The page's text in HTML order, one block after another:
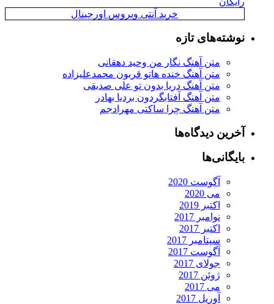
خرید آنتی ویروس اورجینال
تازه
متن آهنگ نگار من وحید دهقانی
متن آهنگ خنده هاتو قربون محمدعلیزاده
متن آهنگ دریا بدون تو علی صدیقی
متن آهنگ آفتابگردون بردیا بهادر
متن آهنگ چرا ساکتی مهرادجم
دیدگاه‌ها
آگوست 2020
سپتامبر 2017
آگوست 2017
جولای 2017